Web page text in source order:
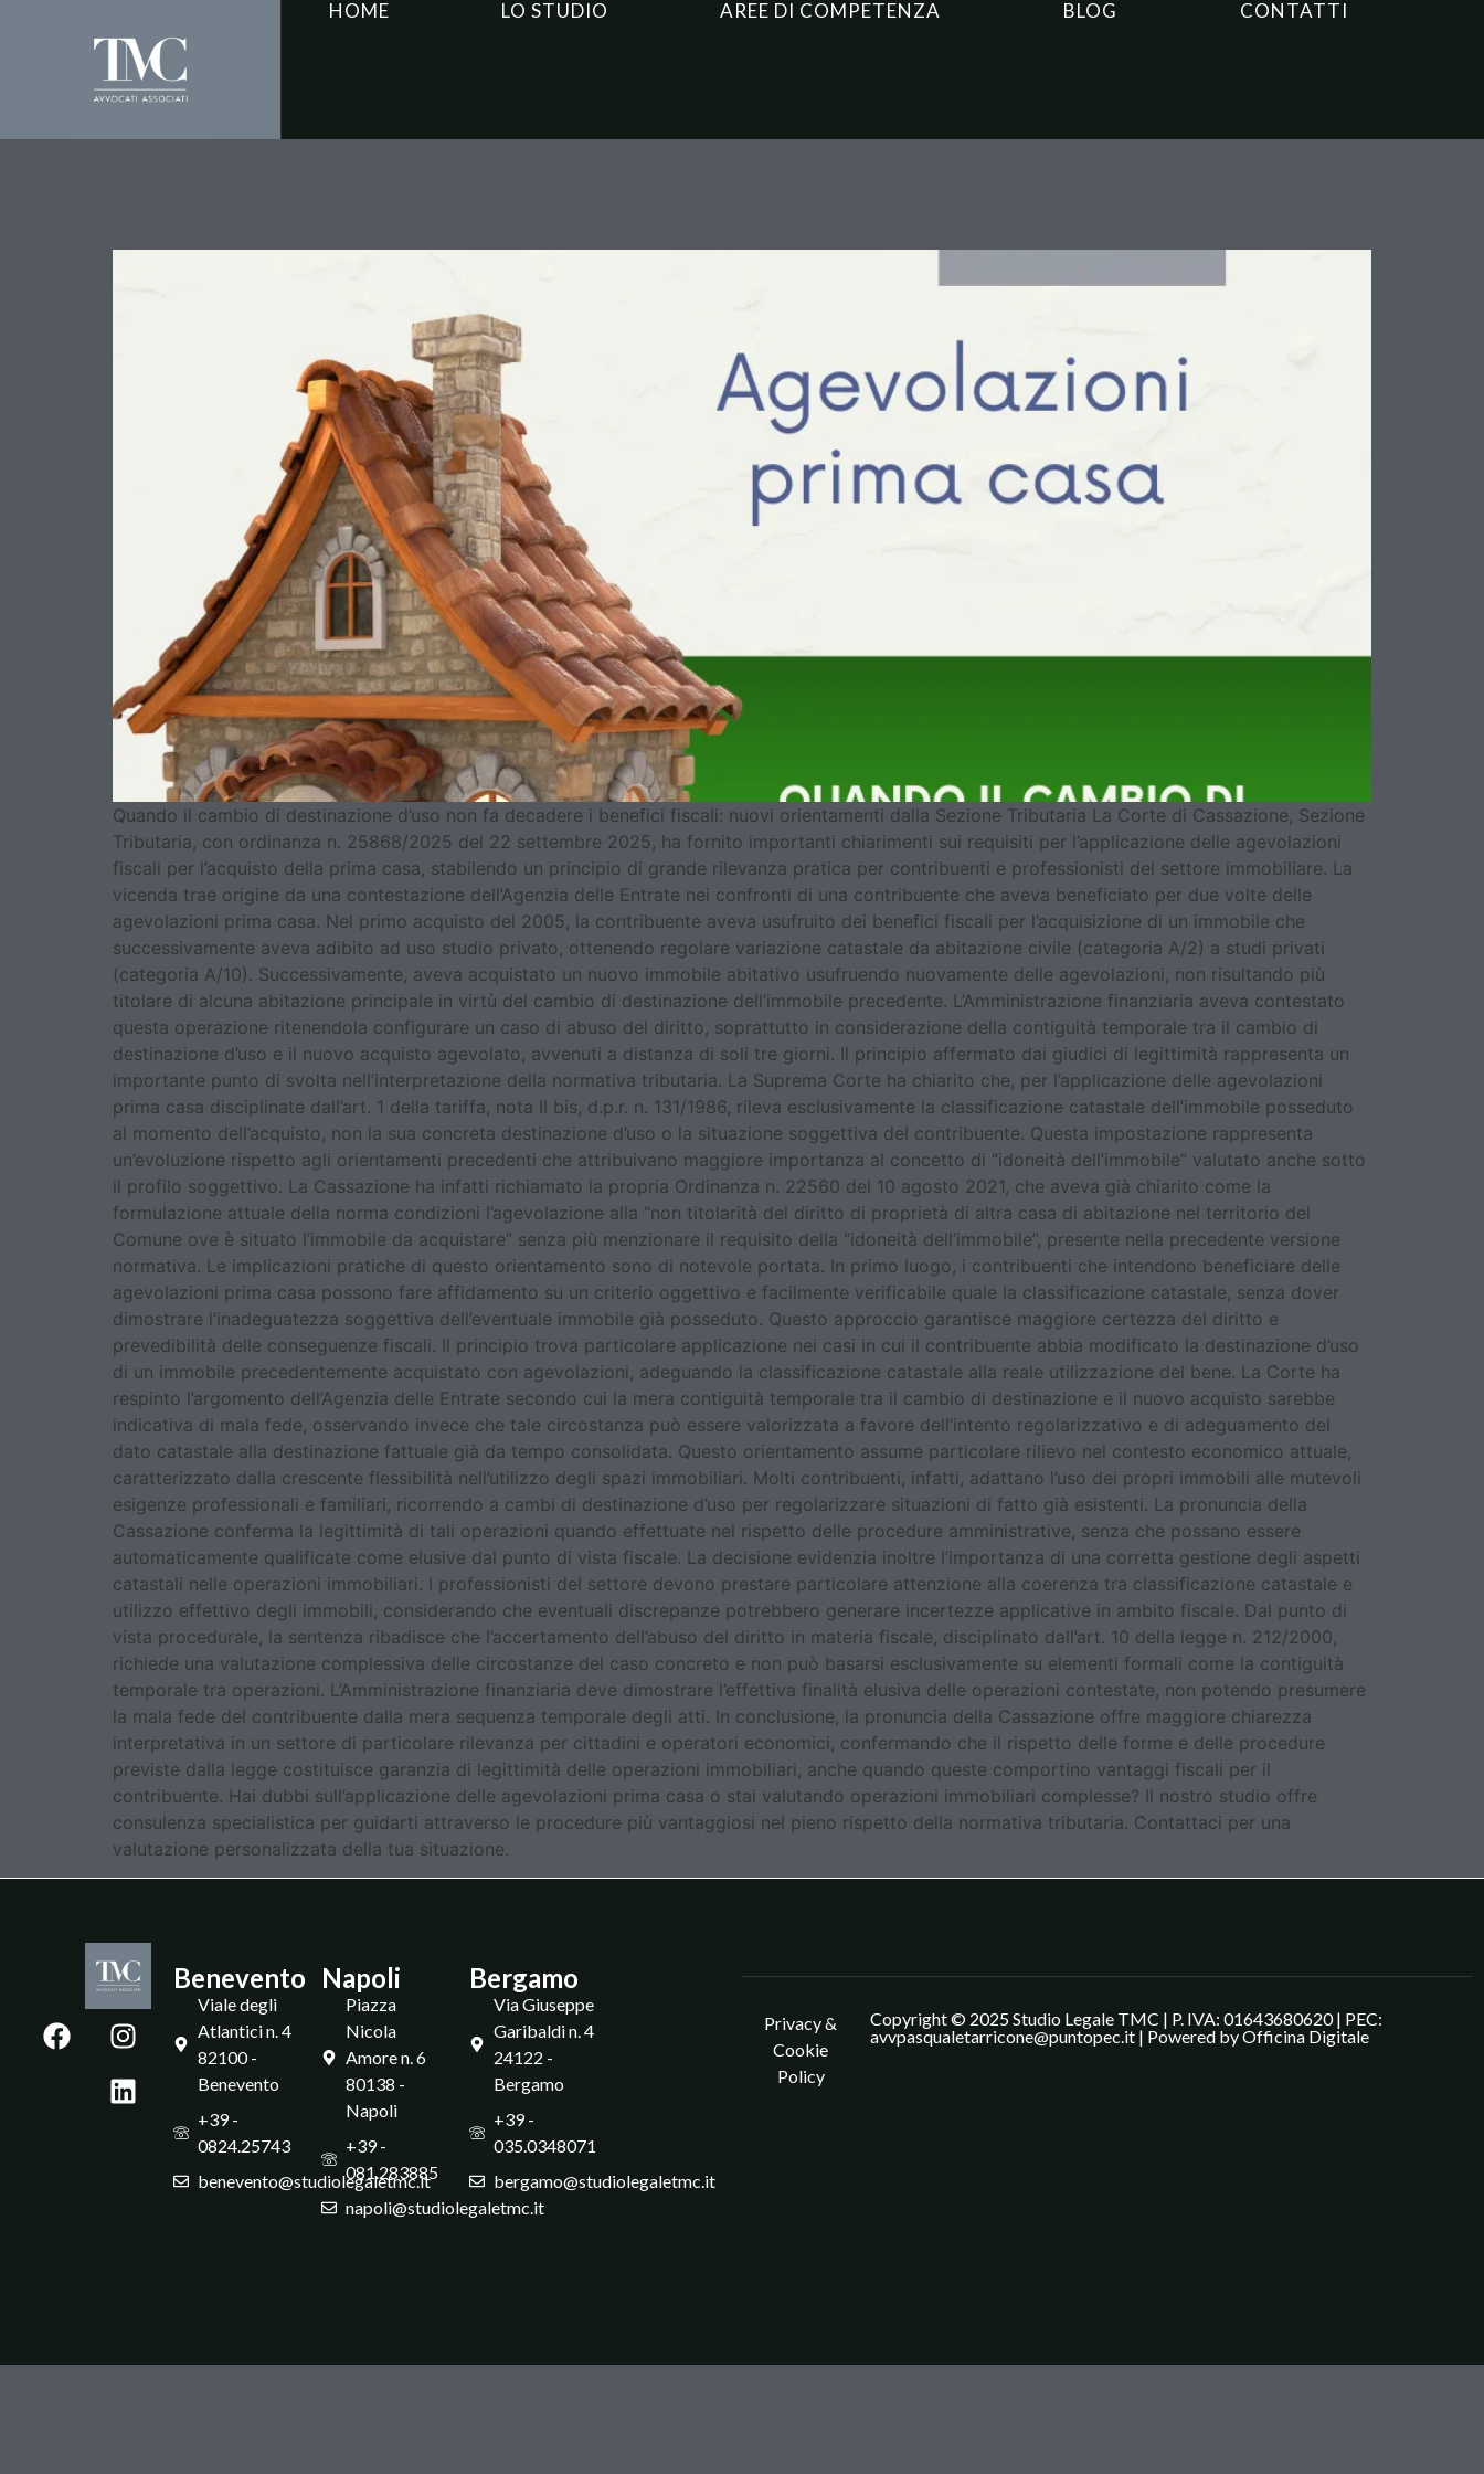
HOME LO STUDIO AREE DI COMPETENZA BLOG CONTATTI
Quando il cambio di destinazione d’uso non fa decadere i benefici fiscali: nuovi orientamenti dalla Sezione Tributaria La Corte di Cassazione, Sezione
Tributaria, con ordinanza n. 25868/2025 del 22 settembre 2025, ha fornito importanti chiarimenti sui requisiti per l’applicazione delle agevolazioni
fiscali per l’acquisto della prima casa, stabilendo un principio di grande rilevanza pratica per contribuenti e professionisti del settore immobiliare. La
vicenda trae origine da una contestazione dell’Agenzia delle Entrate nei confronti di una contribuente che aveva beneficiato per due volte delle
agevolazioni prima casa. Nel primo acquisto del 2005, la contribuente aveva usufruito dei benefici fiscali per l’acquisizione di un immobile che
successivamente aveva adibito ad uso studio privato, ottenendo regolare variazione catastale da abitazione civile (categoria A/2) a studi privati
(categoria A/10). Successivamente, aveva acquistato un nuovo immobile abitativo usufruendo nuovamente delle agevolazioni, non risultando più
titolare di alcuna abitazione principale in virtù del cambio di destinazione dell’immobile precedente. L’Amministrazione finanziaria aveva contestato
questa operazione ritenendola configurare un caso di abuso del diritto, soprattutto in considerazione della contiguità temporale tra il cambio di
destinazione d’uso e il nuovo acquisto agevolato, avvenuti a distanza di soli tre giorni. Il principio affermato dai giudici di legittimità rappresenta un
importante punto di svolta nell’interpretazione della normativa tributaria. La Suprema Corte ha chiarito che, per l’applicazione delle agevolazioni
prima casa disciplinate dall’art. 1 della tariffa, nota II bis, d.p.r. n. 131/1986, rileva esclusivamente la classificazione catastale dell’immobile posseduto
al momento dell’acquisto, non la sua concreta destinazione d’uso o la situazione soggettiva del contribuente. Questa impostazione rappresenta
un’evoluzione rispetto agli orientamenti precedenti che attribuivano maggiore importanza al concetto di “idoneità dell’immobile” valutato anche sotto
il profilo soggettivo. La Cassazione ha infatti richiamato la propria Ordinanza n. 22560 del 10 agosto 2021, che aveva già chiarito come la
formulazione attuale della norma condizioni l’agevolazione alla “non titolarità del diritto di proprietà di altra casa di abitazione nel territorio del
Comune ove è situato l’immobile da acquistare” senza più menzionare il requisito della “idoneità dell’immobile”, presente nella precedente versione
normativa. Le implicazioni pratiche di questo orientamento sono di notevole portata. In primo luogo, i contribuenti che intendono beneficiare delle
agevolazioni prima casa possono fare affidamento su un criterio oggettivo e facilmente verificabile quale la classificazione catastale, senza dover
dimostrare l’inadeguatezza soggettiva dell’eventuale immobile già posseduto. Questo approccio garantisce maggiore certezza del diritto e
prevedibilità delle conseguenze fiscali. Il principio trova particolare applicazione nei casi in cui il contribuente abbia modificato la destinazione d’uso
di un immobile precedentemente acquistato con agevolazioni, adeguando la classificazione catastale alla reale utilizzazione del bene. La Corte ha
respinto l’argomento dell’Agenzia delle Entrate secondo cui la mera contiguità temporale tra il cambio di destinazione e il nuovo acquisto sarebbe
indicativa di mala fede, osservando invece che tale circostanza può essere valorizzata a favore dell’intento regolarizzativo e di adeguamento del
dato catastale alla destinazione fattuale già da tempo consolidata. Questo orientamento assume particolare rilievo nel contesto economico attuale,
caratterizzato dalla crescente flessibilità nell’utilizzo degli spazi immobiliari. Molti contribuenti, infatti, adattano l’uso dei propri immobili alle mutevoli
esigenze professionali e familiari, ricorrendo a cambi di destinazione d’uso per regolarizzare situazioni di fatto già esistenti. La pronuncia della
Cassazione conferma la legittimità di tali operazioni quando effettuate nel rispetto delle procedure amministrative, senza che possano essere
automaticamente qualificate come elusive dal punto di vista fiscale. La decisione evidenzia inoltre l’importanza di una corretta gestione degli aspetti
catastali nelle operazioni immobiliari. I professionisti del settore devono prestare particolare attenzione alla coerenza tra classificazione catastale e
utilizzo effettivo degli immobili, considerando che eventuali discrepanze potrebbero generare incertezze applicative in ambito fiscale. Dal punto di
vista procedurale, la sentenza ribadisce che l’accertamento dell’abuso del diritto in materia fiscale, disciplinato dall’art. 10 della legge n. 212/2000,
richiede una valutazione complessiva delle circostanze del caso concreto e non può basarsi esclusivamente su elementi formali come la contiguità
temporale tra operazioni. L’Amministrazione finanziaria deve dimostrare l’effettiva finalità elusiva delle operazioni contestate, non potendo presumere
la mala fede del contribuente dalla mera sequenza temporale degli atti. In conclusione, la pronuncia della Cassazione offre maggiore chiarezza
interpretativa in un settore di particolare rilevanza per cittadini e operatori economici, confermando che il rispetto delle forme e delle procedure
previste dalla legge costituisce garanzia di legittimità delle operazioni immobiliari, anche quando queste comportino vantaggi fiscali per il
contribuente. Hai dubbi sull’applicazione delle agevolazioni prima casa o stai valutando operazioni immobiliari complesse? Il nostro studio offre
consulenza specialistica per guidarti attraverso le procedure più vantaggiosi nel pieno rispetto della normativa tributaria. Contattaci per una
valutazione personalizzata della tua situazione.
Benevento
Viale degli
Atlantici n. 4
82100 -
Benevento
+39 -
0824.25743
benevento@studiolegaletmc.it
Napoli
Piazza
Nicola
Amore n. 6
80138 -
Napoli
+39 -
081.283885
napoli@studiolegaletmc.it
Bergamo
Via Giuseppe
Garibaldi n. 4
24122 -
Bergamo
+39 -
035.0348071
bergamo@studiolegaletmc.it
Privacy &
Cookie
Policy
Copyright © 2025 Studio Legale TMC | P. IVA: 01643680620 | PEC:
avvpasqualetarricone@puntopec.it | Powered byOfficina Digitale